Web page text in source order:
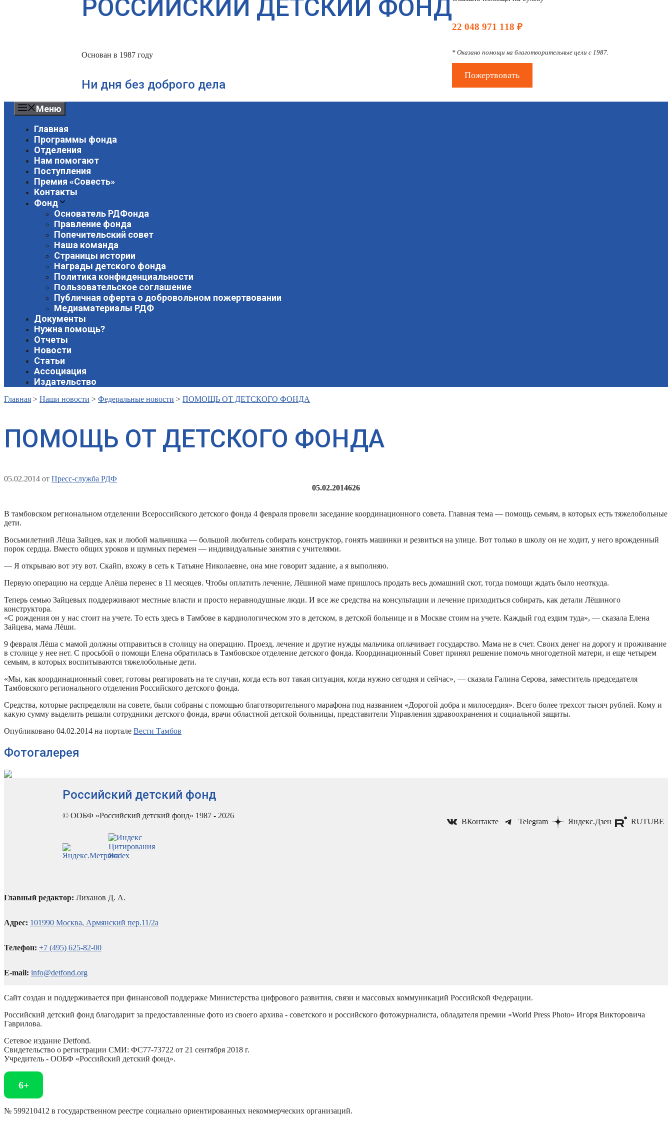
РОССИЙСКИЙ ДЕТСКИЙ ФОНД
Основан в 1987 году
Ни дня без доброго дела
22 048 971 118 ₽
* Оказано помощи на благотворительные цели с 1987.
Пожертвовать
Меню
Главная
Программы фонда
Отделения
Нам помогают
Поступления
Премия «Совесть»
Контакты
Фонд
Основатель РДФонда
Правление фонда
Попечительский совет
Наша команда
Страницы истории
Награды детского фонда
Политика конфиденциальности
Пользовательское соглашение
Публичная оферта о добровольном пожертвовании
Медиаматериалы РДФ
Документы
Нужна помощь?
Отчеты
Новости
Статьи
Ассоциация
Издательство
Главная > Наши новости > Федеральные новости > ПОМОЩЬ ОТ ДЕТСКОГО ФОНДА
ПОМОЩЬ ОТ ДЕТСКОГО ФОНДА
05.02.2014 от Пресс-служба РДФ
05.02.2014626
В тамбовском региональном отделении Всероссийского детского фонда 4 февраля провели заседание координационного совета. Главная тема — помощь семьям, в которых есть тяжелобольные
дети.
Восьмилетний Лёша Зайцев, как и любой мальчишка — большой любитель собирать конструктор, гонять машинки и резвиться на улице. Вот только в школу он не ходит, у него врожденный
порок сердца. Вместо общих уроков и шумных перемен — индивидуальные занятия с учителями.
— Я открываю вот эту вот. Скайп, вхожу в сеть к Татьяне Николаевне, она мне говорит задание, а я выполняю.
Первую операцию на сердце Алёша перенес в 11 месяцев. Чтобы оплатить лечение, Лёшиной маме пришлось продать весь домашний скот, тогда помощи ждать было неоткуда.
Теперь семью Зайцевых поддерживают местные власти и просто неравнодушные люди. И все же средства на консультации и лечение приходиться собирать, как детали Лёшиного
конструктора.
«С рождения он у нас стоит на учете. То есть здесь в Тамбове в кардиологическом это в детском, в детской больнице и в Москве стоим на учете. Каждый год ездим туда», — сказала Елена
Зайцева, мама Лёши.
9 февраля Лёша с мамой должны отправиться в столицу на операцию. Проезд, лечение и другие нужды мальчика оплачивает государство. Мама не в счет. Своих денег на дорогу и проживание
в столице у нее нет. С просьбой о помощи Елена обратилась в Тамбовское отделение детского фонда. Координационный Совет принял решение помочь многодетной матери, и еще четырем
семьям, в которых воспитываются тяжелобольные дети.
«Мы, как координационный совет, готовы реагировать на те случаи, когда есть вот такая ситуация, когда нужно сегодня и сейчас», — сказала Галина Серова, заместитель председателя
Тамбовского регионального отделения Российского детского фонда.
Средства, которые распределяли на совете, были собраны с помощью благотворительного марафона под названием «Дорогой добра и милосердия». Всего более трехсот тысяч рублей. Кому и
какую сумму выделить решали сотрудники детского фонда, врачи областной детской больницы, представители Управления здравоохранения и социальной защиты.
Опубликовано 04.02.2014 на портале Вести Тамбов
Фотогалерея
Российский детский фонд
© ООБФ «Российский детский фонд» 1987 - 2026
ВКонтакте Telegram Яндекс.Дзен RUTUBE
Главный редактор: Лиханов Д. А.
Адрес: 101990 Москва, Армянский пер.11/2а
Телефон: +7 (495) 625-82-00
E-mail: info@detfond.org
Сайт создан и поддерживается при финансовой поддержке Министерства цифрового развития, связи и массовых коммуникаций Российской Федерации.
Российский детский фонд благодарит за предоставленные фото из своего архива - советского и российского фотожурналиста, обладателя премии «World Press Photo» Игоря Викторовича
Гаврилова.
Сетевое издание Detfond.
Свидетельство о регистрации СМИ: ФС77-73722 от 21 сентября 2018 г.
Учредитель - ООБФ «Российский детский фонд».
6+
№ 599210412 в государственном реестре социально ориентированных некоммерческих организаций.